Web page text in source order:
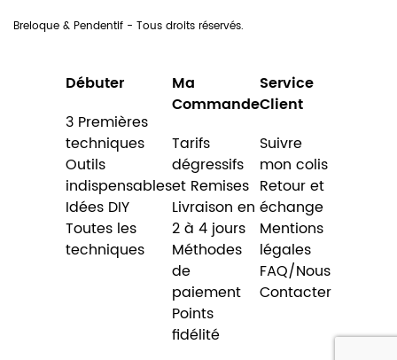
Breloque & Pendentif - Tous droits réservés.
Débuter
3 Premières
techniques
Outils
indispensables
Idées DIY
Toutes les
techniques
Ma
Commande
Tarifs
dégressifs
et Remises
Livraison en
2 à 4 jours
Méthodes
de
paiement
Points
fidélité
Service
Client
Suivre
mon colis
Retour et
échange
Mentions
légales
FAQ/Nous
Contacter